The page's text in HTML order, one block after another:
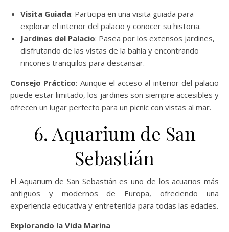
Visita Guiada: Participa en una visita guiada para
explorar el interior del palacio y conocer su historia.
Jardines del Palacio: Pasea por los extensos jardines,
disfrutando de las vistas de la bahía y encontrando
rincones tranquilos para descansar.
Consejo Práctico: Aunque el acceso al interior del palacio
puede estar limitado, los jardines son siempre accesibles y
ofrecen un lugar perfecto para un picnic con vistas al mar.
6. Aquarium de San
Sebastián
El Aquarium de San Sebastián es uno de los acuarios más
antiguos y modernos de Europa, ofreciendo una
experiencia educativa y entretenida para todas las edades.
Explorando la Vida Marina